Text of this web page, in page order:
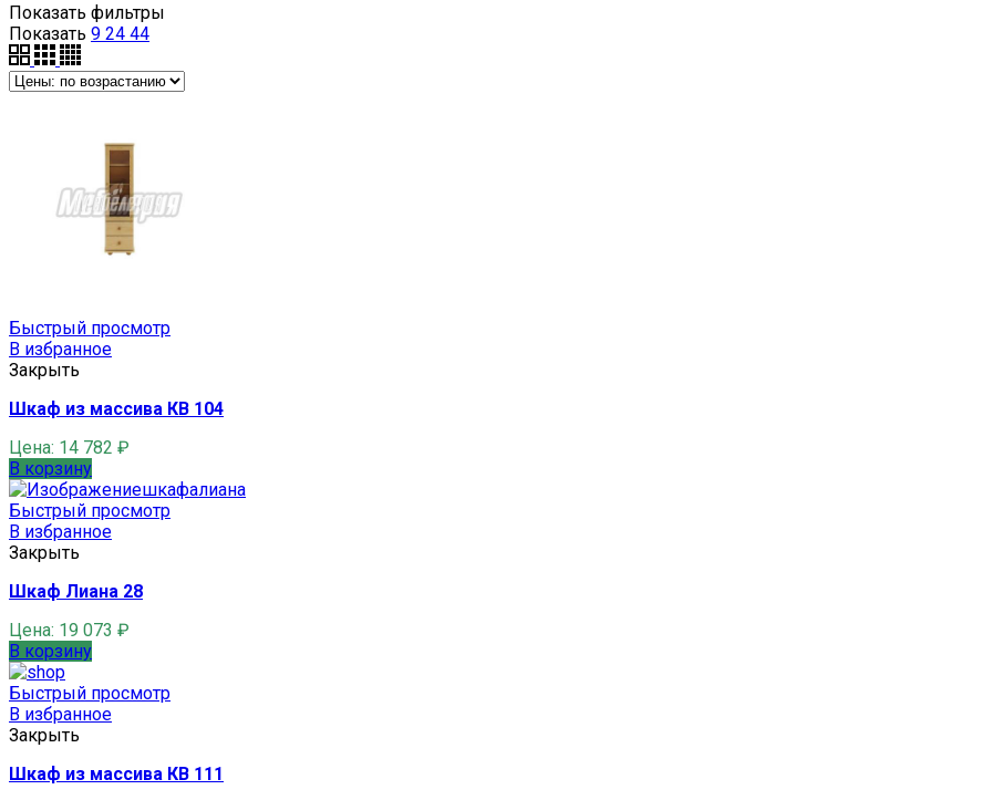
Показать фильтры
Показать 9 24 44
Быстрый просмотр
В избранное
Закрыть
Шкаф из массива КВ 104
Цена: 14 782 ₽
В корзину
Быстрый просмотр
В избранное
Закрыть
Шкаф Лиана 28
Цена: 19 073 ₽
В корзину
Быстрый просмотр
В избранное
Закрыть
Шкаф из массива КВ 111